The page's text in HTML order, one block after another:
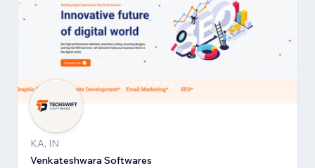
KA, IN
Venkateshwara Softwares